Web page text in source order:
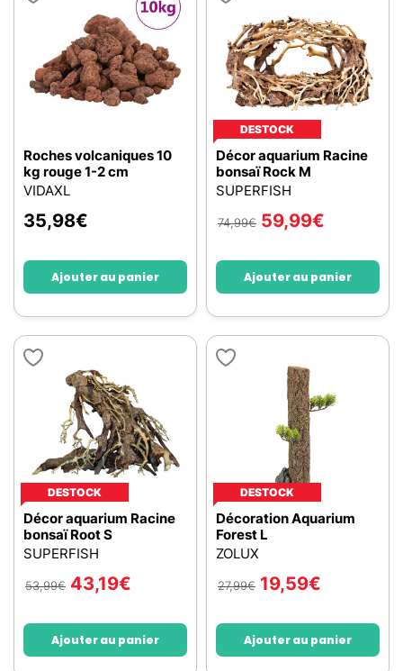
Roches volcaniques 10
kg rouge 1-2 cm
VIDAXL
35,98€
Ajouter au panier
DESTOCK
Décor aquarium Racine
bonsaï Rock M
SUPERFISH
74,99€ 59,99€
Ajouter au panier
DESTOCK
Décor aquarium Racine
bonsaï Root S
SUPERFISH
53,99€ 43,19€
Ajouter au panier
DESTOCK
Décoration Aquarium
Forest L
ZOLUX
27,99€ 19,59€
Ajouter au panier